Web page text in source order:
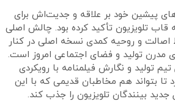
و جدیت‌اش برای
کرده بود. چالش اصلی
نسخه اصلی در کنار
اجتماعی امروز است.
با رویکردی
قدیمی که با این
را جذب کند.